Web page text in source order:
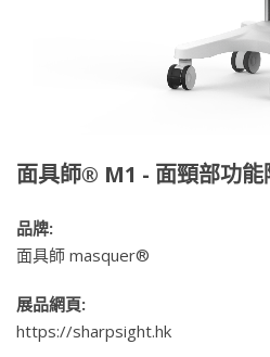
面具師® M1 - 面頸部功能
品牌:
面具師 masquer®
展品網頁:
https://sharpsight.hk